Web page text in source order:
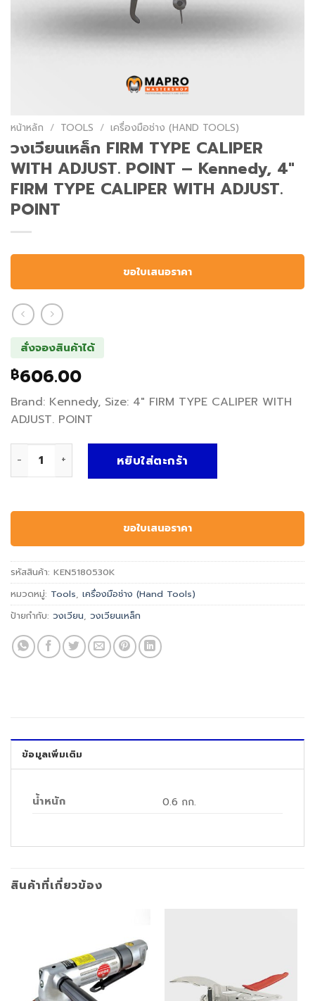
หน้าหลัก / TOOLS / เครื่องมือช่าง (HAND TOOLS)
วงเวียนเหล็ก FIRM TYPE CALIPER
WITH ADJUST. POINT – Kennedy, 4″
FIRM TYPE CALIPER WITH ADJUST.
POINT
ขอใบเสนอราคา
สั่งจองสินค้าได้
฿606.00
Brand: Kennedy, Size: 4″ FIRM TYPE CALIPER WITH
ADJUST. POINT
หยิบใส่ตะกร้า
ขอใบเสนอราคา
รหัสสินค้า: KEN5180530K
หมวดหมู่: Tools เครื่องมือช่าง (Hand Tools)
ป้ายกำกับ: วงเวียน วงเวียนเหล็ก
ข้อมูลเพิ่มเติม
น้ำหนัก 0.6 กก.
สินค้าที่เกี่ยวข้อง